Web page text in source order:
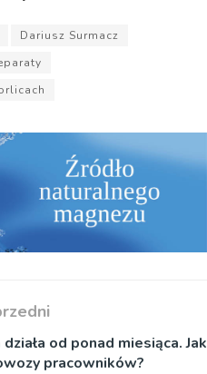
Dariusz Surmacz
od ponad miesiąca. Jak
pracowników?